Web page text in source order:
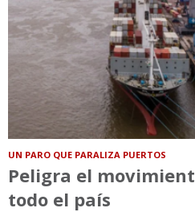
UN PARO QUE PARALIZA PUERTOS
Peligra el
todo el país